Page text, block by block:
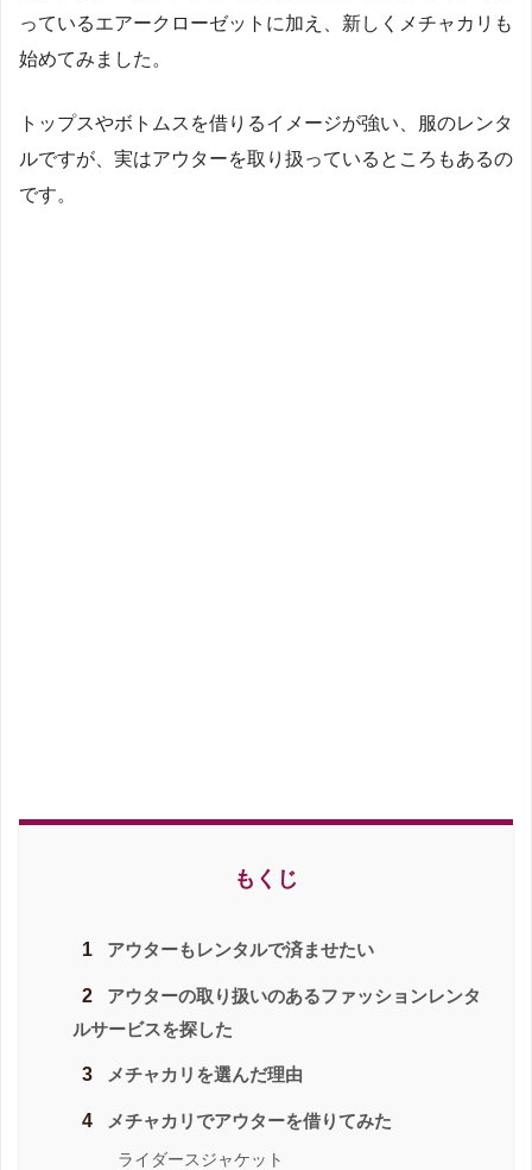
っているエアークローゼットに加え、新しくメチャカリも
始めてみました。
トップスやボトムスを借りるイメージが強い、服のレンタ
ルですが、実はアウターを取り扱っているところもあるの
です。
もくじ
1 アウターもレンタルで済ませたい
2
アウターの取り扱いのあるファッションレンタ
ルサービスを探した
3 メチャカリを選んだ理由
4 メチャカリでアウターを借りてみた
ライダースジャケット